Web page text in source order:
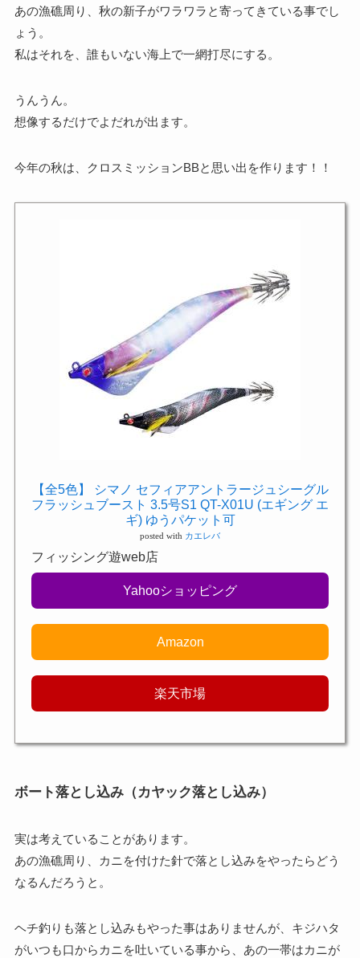
あの漁礁周り、秋の新子がワラワラと寄ってきている事でし
ょう。
私はそれを、誰もいない海上で一網打尽にする。
うんうん。
想像するだけでよだれが出ます。
今年の秋は、クロスミッションBBと思い出を作ります！！
【全5色】 シマノ セフィアアントラージュシーグル
フラッシュブースト 3.5号S1 QT-X01U (エギング エ
ギ) ゆうパケット可
posted with カエレバ
フィッシング遊web店
Yahooショッピング
Amazon
楽天市場
ボート落とし込み（カヤック落とし込み）
実は考えていることがあります。
あの漁礁周り、カニを付けた針で落とし込みをやったらどう
なるんだろうと。
ヘチ釣りも落とし込みもやった事はありませんが、キジハタ
がいつも口からカニを吐いている事から、あの一帯はカニが